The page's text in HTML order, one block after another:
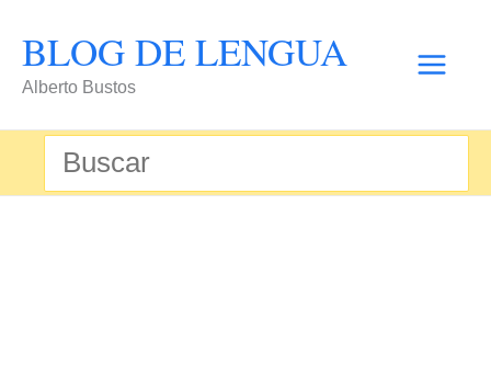
contenido
BLOG DE LENGUA
Alberto Bustos
Buscar
por: